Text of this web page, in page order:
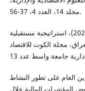
مجلد 14، العدد 4، 37-56.
صالح، عهود حمود وسلمان، احمد عبدالله،(2021)، استراتيجية مستقبلية
مجلة الكوت للاقتصاد
(2021)، أثر الدين العام على تطور النشاط
المؤشرات المالية خلال